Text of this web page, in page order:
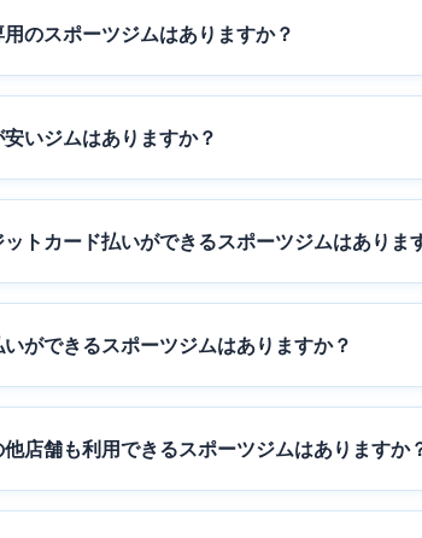
のスポーツジムはありますか？
いジムはありますか？
トカード払いができるスポーツジムはありま
ができるスポーツジムはありますか？
店舗も利用できるスポーツジムはありますか